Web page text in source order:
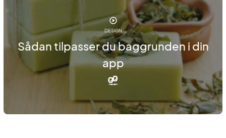
DESIGN
Sådan tilpasser du baggrunden i din
app